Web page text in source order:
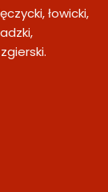
łowicki,